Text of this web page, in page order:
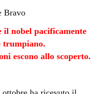
Bravo
il nobel pacificamente
trumpiano.
escono allo scoperto.